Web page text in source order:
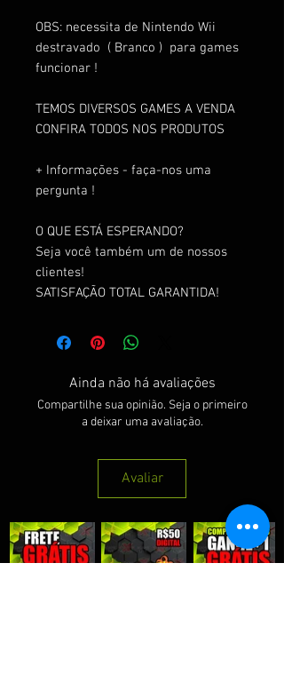
OBS: necessita de Nintendo Wii
destravado ( Branco ) para games
funcionar !
TEMOS DIVERSOS GAMES A VENDA
CONFIRA TODOS NOS PRODUTOS
+ Informações - faça-nos uma
pergunta !
O QUE ESTÁ ESPERANDO?
Seja você também um de nossos
clientes!
SATISFAÇÃO TOTAL GARANTIDA!
Ainda não há avaliações
Compartilhe sua opinião. Seja o primeiro
a deixar uma avaliação.
Avaliar